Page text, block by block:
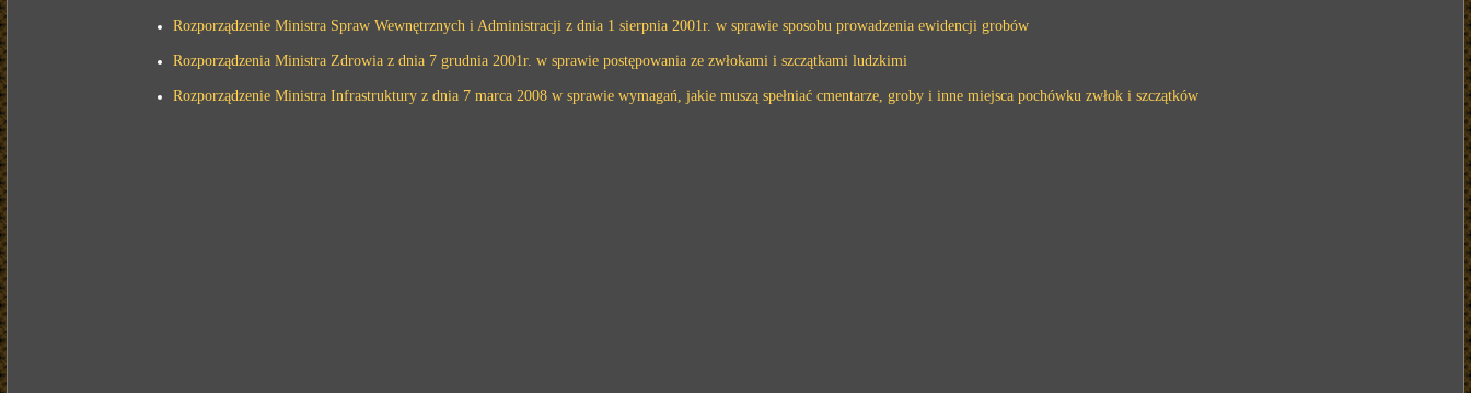
Rozporządzenie Ministra Spraw Wewnętrznych i Administracji z dnia 1 sierpnia 2001r. w sprawie sposobu prowadzenia ewidencji grobów
Rozporządzenia Ministra Zdrowia z dnia 7 grudnia 2001r. w sprawie postępowania ze zwłokami i szczątkami ludzkimi
Rozporządzenie Ministra Infrastruktury z dnia 7 marca 2008 w sprawie wymagań, jakie muszą spełniać cmentarze, groby i inne miejsca pochówku zwłok i szczątków